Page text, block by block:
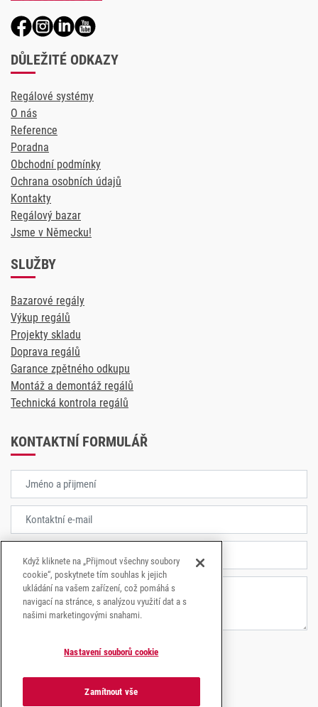
DŮLEŽITÉ ODKAZY
Regálové systémy
O nás
Reference
Poradna
Obchodní podmínky
Ochrana osobních údajů
Kontakty
Regálový bazar
Jsme v Německu!
SLUŽBY
Bazarové regály
Výkup regálů
Projekty skladu
Doprava regálů
Garance zpětného odkupu
Montáž a demontáž regálů
Technická kontrola regálů
KONTAKTNÍ FORMULÁŘ
Souhlasím sezpracování osobních údajů.
Když kliknete na „Přijmout všechny soubory
cookie“, poskytnete tím souhlas k jejich
ukládání na vašem zařízení, což pomáhá s
navigací na stránce, s analýzou využití dat a s
našimi marketingovými snahami.
Nastavení souborů cookie
Zamítnout vše